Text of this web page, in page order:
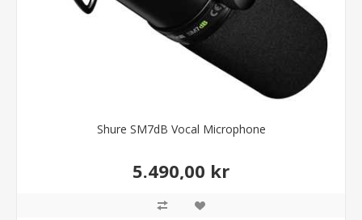
Shure SM7dB Vocal Microphone
5.490,00 kr